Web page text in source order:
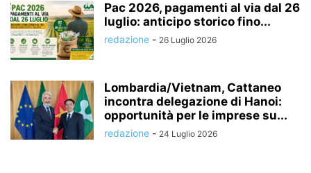
Pac 2026, pagamenti al via dal 26
luglio: anticipo storico fino...
redazione - 26 Luglio 2026
Lombardia/Vietnam, Cattaneo
incontra delegazione di Hanoi:
opportunità per le imprese su...
redazione - 24 Luglio 2026